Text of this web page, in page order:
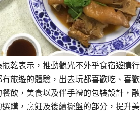
乾表示，推動觀光不外乎食宿遊購
旅遊的體驗，出去玩都喜歡吃、喜
飲，美食以及伴手禮的包裝設計，
購，烹飪及後續擺盤的部分，提升